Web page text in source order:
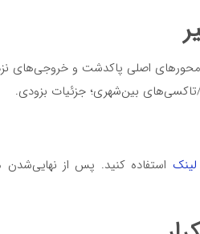
اصلی پاکدشت و خروجی‌های
بین‌شهری؛ جزئیات بزودی.
استفاده کنید. پس از